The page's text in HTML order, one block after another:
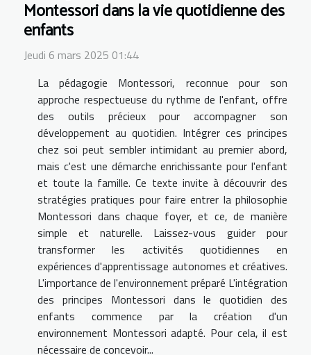
Montessori dans la vie quotidienne des
enfants
Jeudi 6 mars 2025 01:44
La pédagogie Montessori, reconnue pour son
approche respectueuse du rythme de l'enfant, offre
des outils précieux pour accompagner son
développement au quotidien. Intégrer ces principes
chez soi peut sembler intimidant au premier abord,
mais c'est une démarche enrichissante pour l'enfant
et toute la famille. Ce texte invite à découvrir des
stratégies pratiques pour faire entrer la philosophie
Montessori dans chaque foyer, et ce, de manière
simple et naturelle. Laissez-vous guider pour
transformer les activités quotidiennes en
expériences d'apprentissage autonomes et créatives.
L'importance de l'environnement préparé L'intégration
des principes Montessori dans le quotidien des
enfants commence par la création d'un
environnement Montessori adapté. Pour cela, il est
nécessaire de concevoir...